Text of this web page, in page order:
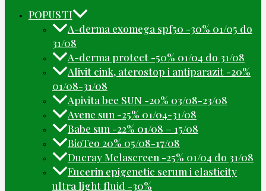
POPUSTI
A-derma exomega spf50 -30% 01/05 do
31/08
A-derma protect -50% 01/04 do 31/08
Alivit cink, aterostop i antiparazit -20%
01/08-31/08
Apivita bee SUN -20% 03/08-23/08
Avene sun -25% 01/04-31/08
Babe sun -22% 01/08 – 15/08
BioTeo 20% 05/08-17/08
Ducray Melascreen -25% 01/04 do 31/08
Eucerin epigenetic serum i elasticity
ultra light fluid -30%